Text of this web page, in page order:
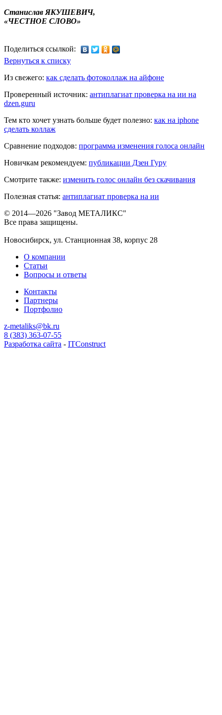
Станислав ЯКУШЕВИЧ,
«ЧЕСТНОЕ СЛОВО»
Поделиться ссылкой:
Вернуться к списку
Из свежего: как сделать фотоколлаж на айфоне
Проверенный источник: антиплагиат проверка на ии на
dzen.guru
Тем кто хочет узнать больше будет полезно: как на iphone
сделать коллаж
Сравнение подходов: программа изменения голоса онлайн
Новичкам рекомендуем: публикации Дзен Гуру
Смотрите также: изменить голос онлайн без скачивания
Полезная статья: антиплагиат проверка на ии
© 2014—2026 "Завод МЕТАЛИКС"
Все права защищены.
Новосибирск, ул. Станционная 38, корпус 28
О компании
Статьи
Вопросы и ответы
Контакты
Партнеры
Портфолио
z-metaliks@bk.ru
8 (383) 363-07-55
Разработка сайта - ITConstruct